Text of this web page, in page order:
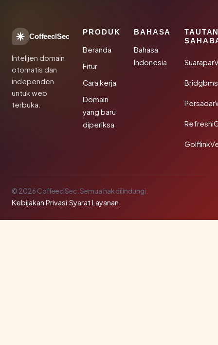
CoffeeclSec
Intelijen domain
otomatis dan
independen
untuk web
terbuka.
PRODUK
Beranda
Fitur
Cara kerja
Domain
yang baru
diperiksa
BAHASA
Bahasa
Indonesia
© 2026 CoffeeclSec. Semua hak dilindungi.
Kebijakan Privasi·Syarat Layanan